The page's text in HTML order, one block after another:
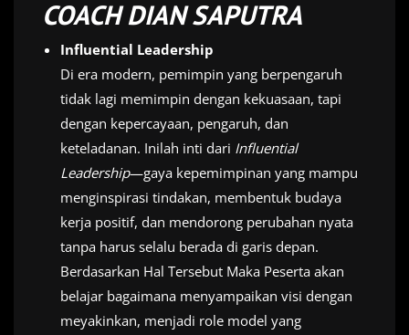
COACH DIAN SAPUTRA
Influential Leadership
Di era modern, pemimpin yang berpengaruh
tidak lagi memimpin dengan kekuasaan, tapi
dengan kepercayaan, pengaruh, dan
keteladanan. Inilah inti dari Influential
Leadership—gaya kepemimpinan yang mampu
menginspirasi tindakan, membentuk budaya
kerja positif, dan mendorong perubahan nyata
tanpa harus selalu berada di garis depan.
Berdasarkan Hal Tersebut Maka Peserta akan
belajar bagaimana menyampaikan visi dengan
meyakinkan, menjadi role model yang